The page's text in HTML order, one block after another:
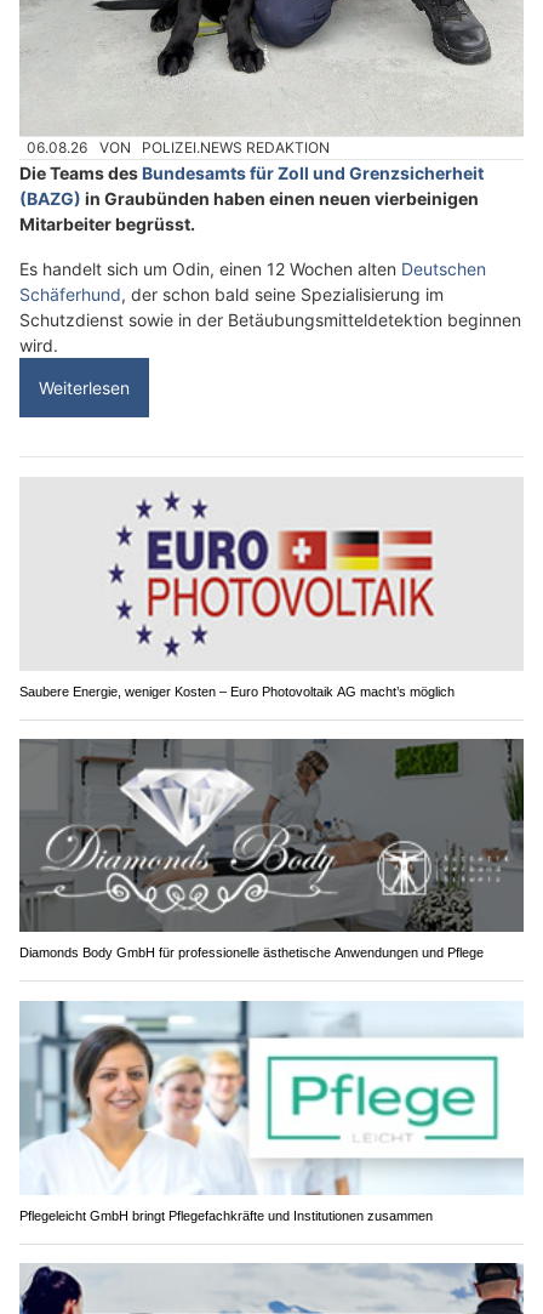
06.08.26 VON POLIZEI.NEWS REDAKTION
Die Teams desBundesamts für Zoll und Grenzsicherheit
(BAZG) in Graubünden haben einen neuen vierbeinigen
Mitarbeiter begrüsst.
Es handelt sich um Odin, einen 12 Wochen alten Deutschen
Schäferhund, der schon bald seine Spezialisierung im
Schutzdienst sowie in der Betäubungsmitteldetektion beginnen
wird.
Weiterlesen
Saubere Energie, weniger Kosten – Euro Photovoltaik AG macht’s möglich
Diamonds Body GmbH für professionelle ästhetische Anwendungen und Pflege
Pflegeleicht GmbH bringt Pflegefachkräfte und Institutionen zusammen